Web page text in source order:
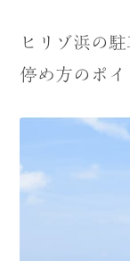
ヒリゾ浜の
停め方のポイ